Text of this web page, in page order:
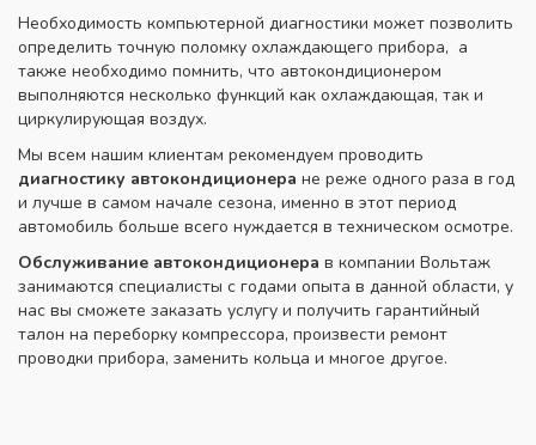
Необходимость компьютерной диагностики может позволить
определить точную поломку охлаждающего прибора, а
также необходимо помнить, что автокондиционером
выполняются несколько функций как охлаждающая, так и
циркулирующая воздух.
Мы всем нашим клиентам рекомендуем проводить
диагностику автокондиционера не реже одного раза в год
и лучше в самом начале сезона, именно в этот период
автомобиль больше всего нуждается в техническом осмотре.
Обслуживание автокондиционера в компании Вольтаж
занимаются специалисты с годами опыта в данной области, у
нас вы сможете заказать услугу и получить гарантийный
талон на переборку компрессора, произвести ремонт
проводки прибора, заменить кольца и многое другое.